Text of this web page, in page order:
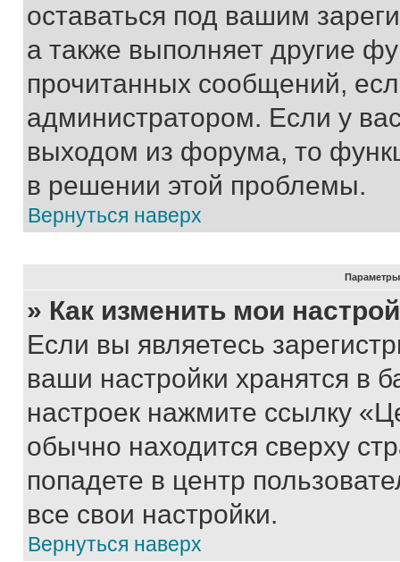
оставаться под вашим
а также выполняет другие
прочитанных сообщений,
администратором. Если у
выходом из форума, то
в решении этой проблемы.
Вернуться наверх
Параметры
» Как изменить мои
Если вы являетесь
ваши настройки хранятся в
настроек нажмите ссылку
обычно находится сверху
попадете в центр
все свои настройки.
Вернуться наверх